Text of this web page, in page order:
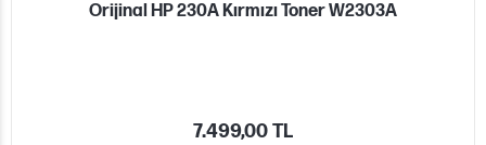
Orijinal HP 230A Kırmızı Toner W2303A
7.499,00 TL